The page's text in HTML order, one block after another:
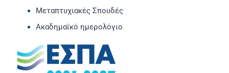
Μεταπτυχιακές Σπουδές
Ακαδημαϊκό ημερολόγιο